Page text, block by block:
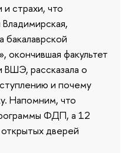
страхи, что
бакалаврской
факультет
ВШЭ, рассказала о
и почему
Напомним, что
ФДП, а 12
дверей